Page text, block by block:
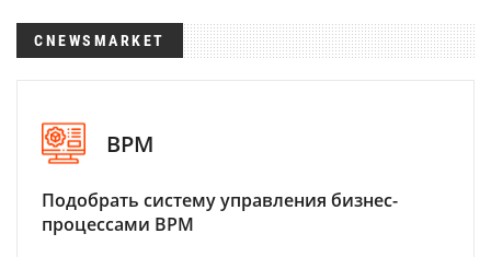
CNEWSMARKET
BPM
Подобрать систему управления бизнес-
процессами BPM